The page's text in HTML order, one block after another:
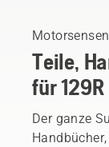
Motorsensen
Teile,
für 129R
Der ganze